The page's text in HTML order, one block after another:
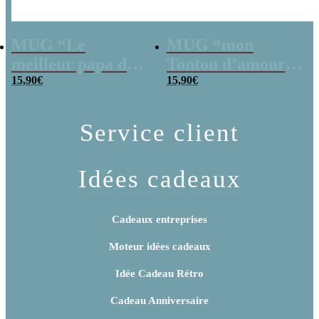
monde et de
bonbons rétro 90 –
Cadeau Papa
15,90€
bonbons rétro 90 –
15,90€
Service client
Idées cadeaux
Cadeaux entreprises
Moteur idées cadeaux
Idée Cadeau Rétro
Cadeau Anniversaire